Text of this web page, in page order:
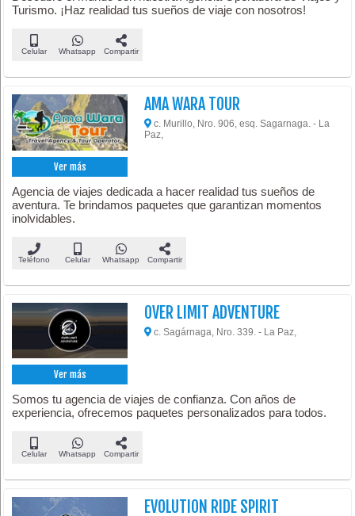
Turismo. ¡Haz realidad tus sueños de viaje con nosotros!
Celular Whatsapp Compartir
Ver más
AMA WARA TOUR
c. Murillo, Nro. 906, esq. Sagarnaga. - La
Paz,
Agencia de viajes dedicada a hacer realidad tus sueños de
aventura. Te brindamos paquetes que garantizan momentos
inolvidables.
Teléfono Celular Whatsapp Compartir
Ver más
OVER LIMIT ADVENTURE
c. Sagárnaga, Nro. 339. - La Paz,
Somos tu agencia de viajes de confianza. Con años de
experiencia, ofrecemos paquetes personalizados para todos.
Celular Whatsapp Compartir
EVOLUTION RIDE SPIRIT